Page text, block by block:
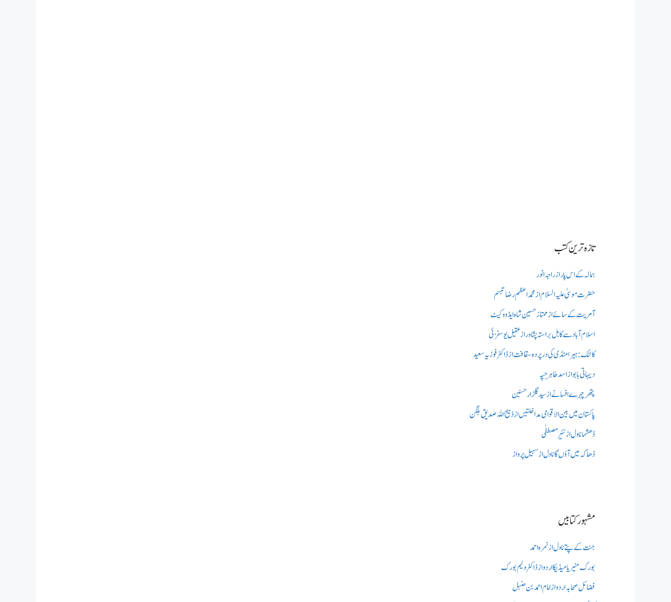
تازہ ترین کتب
ہمالہ کے اس پار از راجہ انور
حضرت موسیٰ علیہ السلام از محمد اعظم رضا تبسم
آمریت کے سائے از ممتاز حسین شاہ ایڈووکیٹ
اسلام آباد سے کابل براستہ پشاور از عقیل یوسفزئی
کالنک: ہیرا منڈی کی در پردہ سقافت از ڈاکٹر فوزیہ سعید
دیہاتی بابو از اسد طاہر جپہ
پتھر چہرے افسانے از سید گلزار حسنین
پاکستان میں بین الاقوامی مداخلتیں از ذبیح اللہ صدیق بلگن
ڈھشما ناول از نئیر مصطفٰی
ڈھاکہ میں آؤں گا ناول از سہیل پرواز
مشہور کتابیں
جنت کے پتے ناول از نمرہ احمد
بورک مٹیریا میڈیکااردو از ڈاکٹر ولیم بورک
فضائل صحابہ اردو از امام احمد بن حنبل